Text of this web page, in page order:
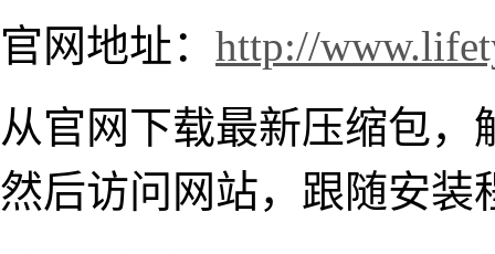
官网地址： http://
从官网下载最新压缩包
然后访问网站，跟随安装